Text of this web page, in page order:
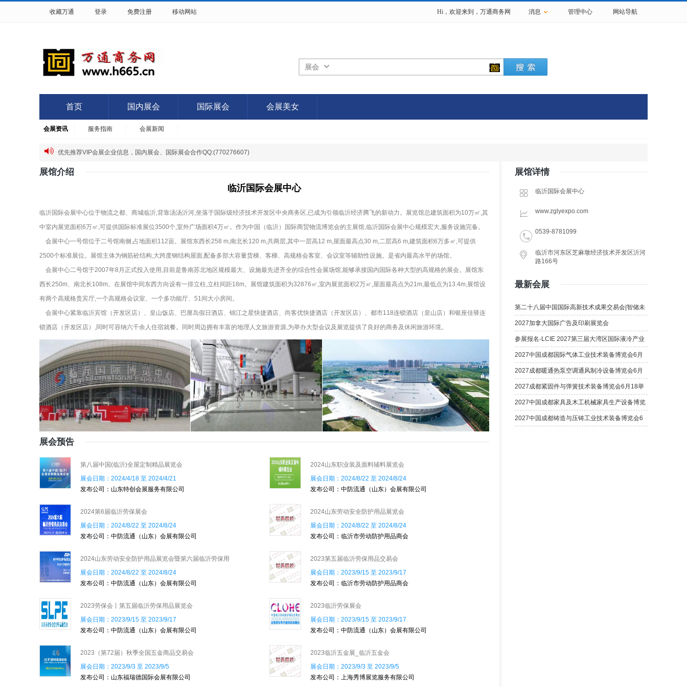
收藏万通 登录 免费注册 移动网站 Hi，欢迎来到， 万通商务网 消息 管理中心 网站导航
展会
首页 国内展会 国际展会 会展美女
会展资讯 服务指南 会展新闻
优先推荐VIP会展企业信息，国内展会、国际展会合作QQ:(770276607)
展馆介绍
临沂国际会展中心
临沂国际会展中心位于物流之都、商城临沂,背靠汤汤沂河,坐落于国际级经济技术开发区中央商务区,已成为引领临沂经济腾飞的新动力。展览馆总建筑面积为10万㎡,其
中室内展览面积6万㎡,可提供国际标准展位3500个,室外广场面积4万㎡。作为中国（临沂）国际商贸物流博览会的主展馆,临沂国际会展中心规模宏大,服务设施完备。
会展中心一号馆位于二号馆南侧,占地面积112亩。展馆东西长258 m,南北长120 m,共两层,其中一层高12 m,屋面最高点30 m,二层高6 m,建筑面积6万多㎡,可提供
2500个标准展位。展馆主体为钢筋砼结构,大跨度钢结构屋面,配备多部大容量货梯、客梯、高规格会客室、会议室等辅助性设施。是省内最高水平的场馆。
会展中心二号馆于2007年8月正式投入使用,目前是鲁南苏北地区规模最大、设施最先进齐全的综合性会展场馆,能够承接国内国际各种大型的高规格的展会。展馆东
西长250m、南北长108m。在展馆中间东西方向设有一排立柱,立柱间距18m。展馆建筑面积为32876㎡,室内展览面积2万㎡,屋面最高点为21m,最低点为13.4m,展馆设
有两个高规格贵宾厅,一个高规格会议室、一个多功能厅、51间大小房间。
会展中心紧靠临沂宾馆（开发区店）、皇山饭店、巴厘岛假日酒店、锦江之星快捷酒店、尚客优快捷酒店（开发区店）、都市118连锁酒店（皇山店）和银座佳驿连
锁酒店（开发区店）,同时可容纳六千余人住宿就餐。同时周边拥有丰富的地理人文旅游资源,为举办大型会议及展览提供了良好的商务及休闲旅游环境。
展会预告
第八届中国(临沂)全屋定制精品展览会
展会日期：2024/4/18 至 2024/4/21
发布公司：山东特创会展服务有限公司
2024山东职业装及面料辅料展览会
展会日期：2024/8/22 至 2024/8/24
发布公司：中防流通（山东）会展有限公司
2024第6届临沂劳保展会
展会日期：2024/8/22 至 2024/8/24
发布公司：中防流通（山东）会展有限公司
2024山东劳动安全防护用品展览会
展会日期：2024/8/22 至 2024/8/24
发布公司：临沂市劳动防护用品商会
2024山东劳动安全防护用品展览会暨第六届临沂劳保用
品交易会
展会日期：2024/8/22 至 2024/8/24
发布公司：中防流通（山东）会展有限公司
2023第五届临沂劳保用品交易会
展会日期：2023/9/15 至 2023/9/17
发布公司：临沂市劳动防护用品商会
2023劳保会丨第五届临沂劳保用品展览会
展会日期：2023/9/15 至 2023/9/17
发布公司：中防流通（山东）会展有限公司
2023临沂劳保展会
展会日期：2023/9/15 至 2023/9/17
发布公司：中防流通（山东）会展有限公司
2023（第72届）秋季全国五金商品交易会
展会日期：2023/9/3 至 2023/9/5
发布公司：山东福瑞德国际会展有限公司
2023临沂五金展_临沂五金会
展会日期：2023/9/3 至 2023/9/5
发布公司：上海秀博展览服务有限公司
展馆详情
临沂国际会展中心
www.zglyexpo.com
0539-8781099
临沂市河东区芝麻墩经济技术开发区沂河
路166号
最新会展
第二十八届中国国际高新技术成果交易会|智储未
来 电联高交
2027加拿大国际广告及印刷展览会
参展报名-LCIE 2027第三届大湾区国际液冷产业
大会暨展览会（深圳）
2027中国成都国际气体工业技术装备博览会6月
18日举办
2027成都暖通热泵空调通风制冷设备博览会6月
18举办
2027成都紧固件与弹簧技术装备博览会6月18举
办
2027中国成都家具及木工机械家具生产设备博览
会6月18举办
2027中国成都铸造与压铸工业技术装备博览会6